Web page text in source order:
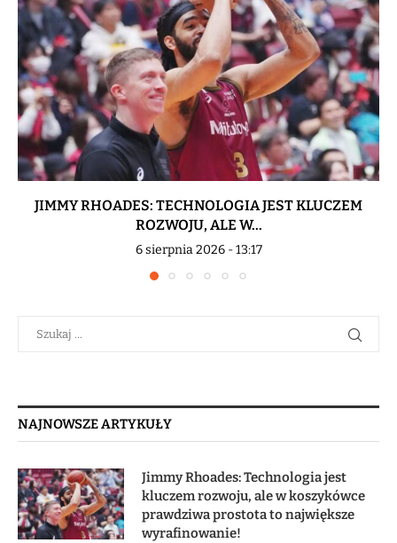
JIMMY RHOADES: TECHNOLOGIA JEST KLUCZEM
ROZWOJU, ALE W...
6 sierpnia 2026 - 13:17
NAJNOWSZE ARTYKUŁY
Jimmy Rhoades: Technologia jest
kluczem rozwoju, ale w koszykówce
prawdziwa prostota to największe
wyrafinowanie!